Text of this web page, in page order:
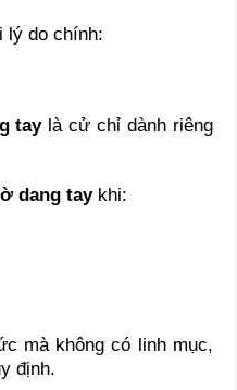
lý do chính:
taylà cử chỉ dành riêng
dang taykhi:
mà không có linh mục,
định.